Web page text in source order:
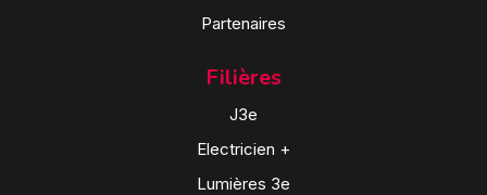
Partenaires
Filières
J3e
Electricien +
Lumières 3e